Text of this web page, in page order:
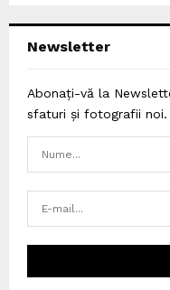
Newsletter
Abonați-vă la
sfaturi și fotografii noi.